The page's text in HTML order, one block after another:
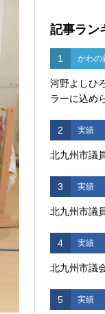
記事ラン
1 かわの
河野よしひ
ラーに込め
2 実績
北九州市議
3 実績
北九州市議
4 実績
北九州市議
5 実績